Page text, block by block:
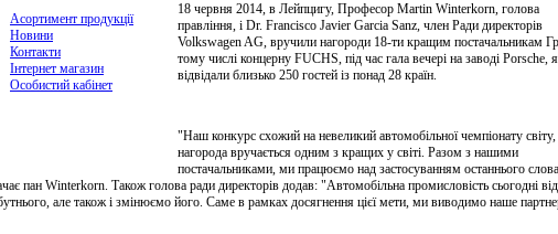
Асортимент продукції
Новини
Контакти
Інтернет магазин
Особистий кабінет
18 червня 2014, в Лейпцигу, Професор Martin Winterkorn, голова
правління, і Dr. Francisco Javier Garcia Sanz, член Ради директорів
Volkswagen AG, вручили нагороди 18-ти кращим постачальникам
тому числі концерну FUCHS, під час гала вечері на заводі Porsche,
відвідали близько 250 гостей із понад 28 країн.
"Наш конкурс схожий на невеликий автомобільної чемпіонату світу,
нагорода вручається одним з кращих у світі. Разом з нашими
постачальниками, ми працюємо над застосуванням останнього слова
пан Winterkorn. Також голова ради директорів додав: "Автомобільна промисловість сьогодні
але також і змінюємо його. Саме в рамках досягнення цієї мети, ми виводимо наше